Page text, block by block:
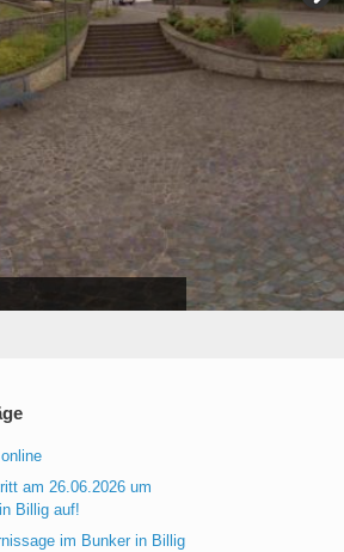
am 26.06.2026 um
Billig auf!
im Bunker in Billig